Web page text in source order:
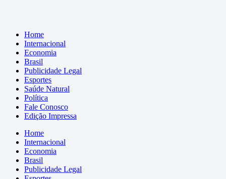
Home
Internacional
Economia
Brasil
Publicidade Legal
Esportes
Saúde Natural
Política
Fale Conosco
Edição Impressa
Home
Internacional
Economia
Brasil
Publicidade Legal